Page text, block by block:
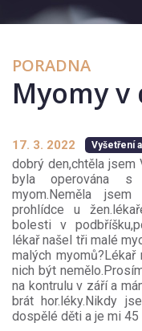
PORADNA
Myomy v
17. 3. 2022 Vyšetření
dobrý den,chtěla
byla operována s
myom.Neměla
prohlídce u
bolesti v
lékař našel tři malé
malých
nich být
na kontrulu v září a
brát hor.léky.Nikdy
dospělé děti a je mi 45